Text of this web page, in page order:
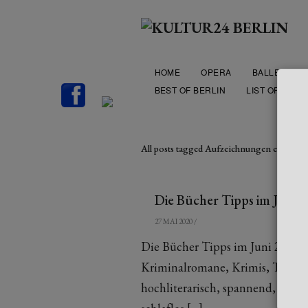
HOME OPERA BALLET
BEST OF BERLIN
LIST OF
All posts tagged Aufzeichnungen eines
Die Bücher Tipps im Juni
27 MAI 2020 /
Die Bücher Tipps im Juni 2020
Kriminalromane, Krimis,
hochliterarisch, spannend,